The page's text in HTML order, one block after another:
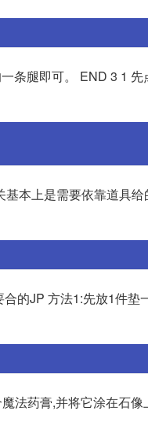
条腿即可。 END 3 1
本上是需要依靠道具
的JP 方法1:先放1件
法药膏,并将它涂在石